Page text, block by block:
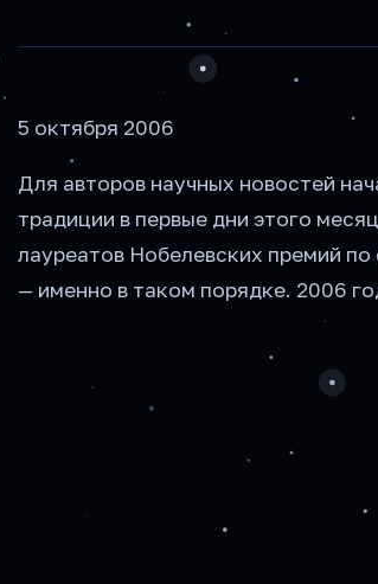
5 октября 2006
Для авторов научных новостей
традиции в первые дни этого
лауреатов Нобелевских премий
— именно в таком порядке. 2006